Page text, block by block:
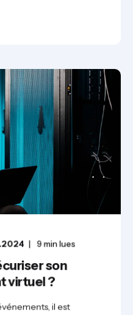
9min lues
son
virtuel ?
il est